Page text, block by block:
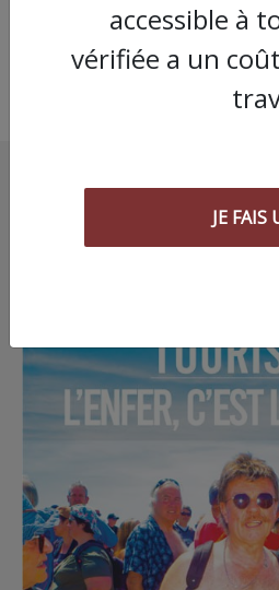
accessible à
vérifiée a un
JE FAIS